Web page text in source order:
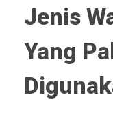
Jenis
Yang